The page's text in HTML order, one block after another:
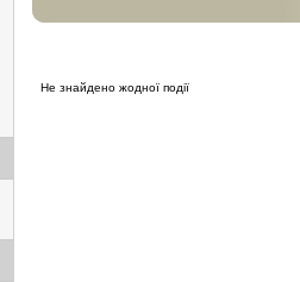
Не знайдено жодної події